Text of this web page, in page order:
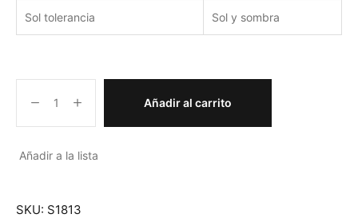
Sol tolerancia Sol y sombra
Añadir al carrito
Añadir a la lista
SKU: S1813